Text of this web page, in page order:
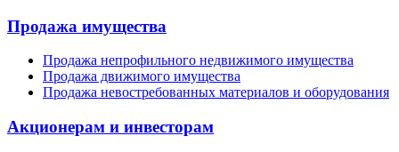
Продажа имущества
Продажа непрофильного недвижимого имущества
Продажа движимого имущества
Продажа невостребованных материалов и оборудования
Акционерам и инвесторам